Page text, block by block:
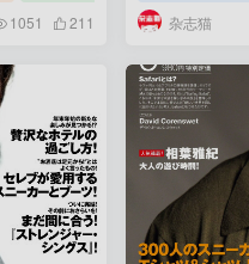
1051 211 杂志猫